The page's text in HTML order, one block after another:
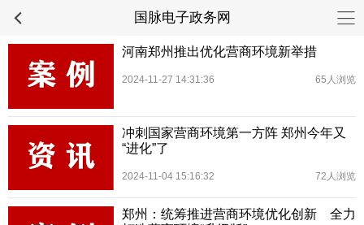
国脉电子政务网
河南郑州推出优化营商环境新举措
2024-11-27 14:31:36 65人浏览
冲刺国家营商环境第一方阵 郑州今年又
“进化”了
2024-11-04 15:16:32 72人浏览
郑州：统筹推进营商环境优化创新 全力